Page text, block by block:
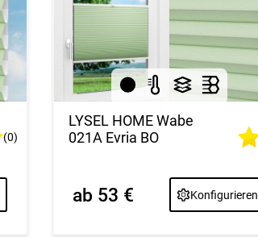
(0)
LYSEL HOME Wabe
021A Evria BO
Konfigurieren
ab 53 €